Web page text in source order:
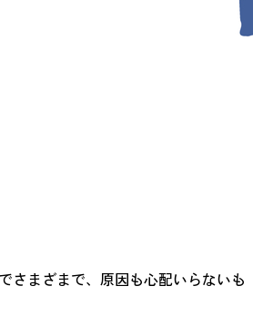
さまざまで、原因も心配いらないも